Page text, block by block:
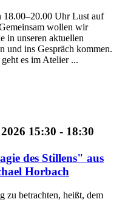
18.00–20.00 Uhr Lust auf
wollen wir
in unseren aktuellen
und ins Gespräch kommen.
es im Atelier ...
15:30 - 18:30
des Stillens" aus
Horbach
zu betrachten, heißt, dem